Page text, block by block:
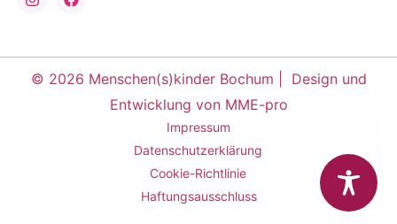
© 2026 Menschen(s)kinder Bochum | Design und
Entwicklung von MME-pro
Impressum
Datenschutzerklärung
Cookie-Richtlinie
Haftungsausschluss